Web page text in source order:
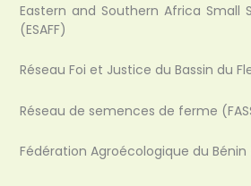
Eastern and Southern Africa Small
(ESAFF)
Réseau Foi et Justice du Bassin du
Réseau de semences de ferme
Fédération Agroécologique du Bénin